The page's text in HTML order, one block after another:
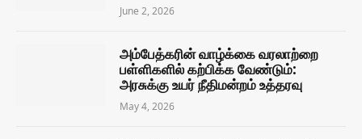
June 2, 2026
அம்பேத்கரின் வாழ்க்கை வரலாற்றை
பள்ளிகளில் கற்பிக்க வேண்டும்:
அரசுக்கு உயர் நீதிமன்றம் உத்தரவு
May 4, 2026